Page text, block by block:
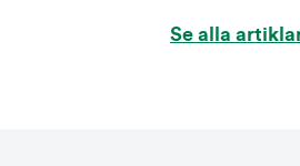
Se alla